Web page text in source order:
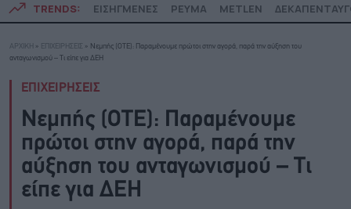
TRENDS: ΕΙΣΗΓΜΕΝΕΣ ΡΕΥΜΑ METLEN
ΑΡΧΙΚΗ » ΕΠΙΧΕΙΡΗΣΕΙΣ » Νεμπής (ΟΤΕ): Παραμένουμε πρώτοι στην αγορά, παρά την αύξηση του
ανταγωνισμού – Τι είπε για ΔΕΗ
ΕΠΙΧΕΙΡΗΣΕΙΣ
Νεμπής (ΟΤΕ): Παραμένουμε
πρώτοι στην αγορά, παρά την
αύξηση του ανταγωνισμού – Τι
είπε για ΔΕΗ